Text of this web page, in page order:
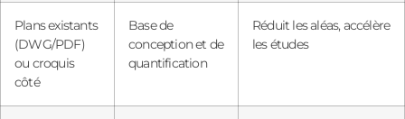
Plans existants
(DWG/PDF)
ou croquis
côté
Base de
conception et de
quantification
Réduit les aléas, accélère
les études